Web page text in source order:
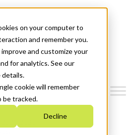
on your computer to
and remember you.
and customize your
for analytics. See our
details.
cookie will remember
be tracked.
Decline
2030